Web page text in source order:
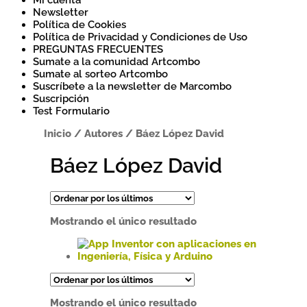
Newsletter
Política de Cookies
Política de Privacidad y Condiciones de Uso
PREGUNTAS FRECUENTES
Sumate a la comunidad Artcombo
Sumate al sorteo Artcombo
Suscríbete a la newsletter de Marcombo
Suscripción
Test Formulario
Inicio /Autores / Báez López David
Báez López David
Mostrando el único resultado
producto
Mostrando el único resultado